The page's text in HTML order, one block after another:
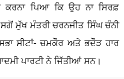
ਕਰਨਾ ਪਿਆ ਕਿ ਉਹ ਨਾ ਸਿਰਫ਼
ਮੁੱਖ ਮੰਤਰੀ ਚਰਨਜੀਤ ਸਿੰਘ ਚੰਨੀ
ਸੀਟਾਂ- ਚਮਕੌਰ ਅਤੇ ਭਦੌੜ ਹਾਰ
ਪਾਰਟੀ ਨੇ ਜਿੱਤੀਆਂ ਸਨ।